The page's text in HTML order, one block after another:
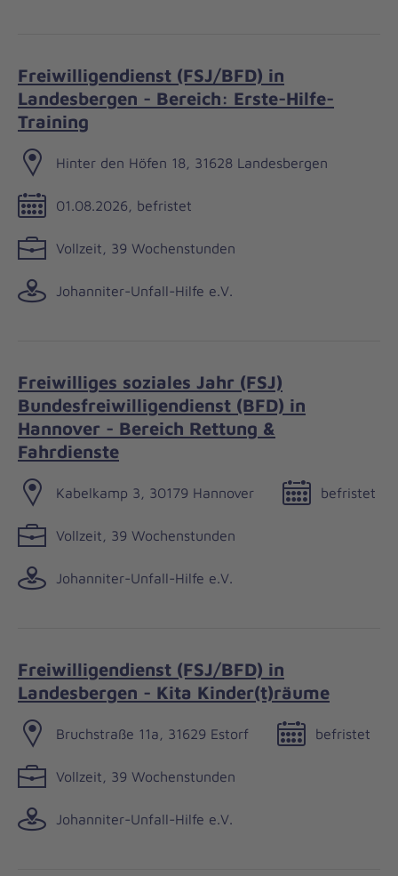
Freiwilligendienst (FSJ/BFD) in
Landesbergen - Bereich: Erste-Hilfe-
Training
Hinter den Höfen 18, 31628 Landesbergen
01.08.2026, befristet
Vollzeit, 39 Wochenstunden
Johanniter-Unfall-Hilfe e.V.
Freiwilliges soziales Jahr (FSJ)
Bundesfreiwilligendienst (BFD) in
Hannover - Bereich Rettung &
Fahrdienste
Kabelkamp 3, 30179 Hannover befristet
Vollzeit, 39 Wochenstunden
Johanniter-Unfall-Hilfe e.V.
Freiwilligendienst (FSJ/BFD) in
Landesbergen - Kita Kinder(t)räume
Bruchstraße 11a, 31629 Estorf befristet
Vollzeit, 39 Wochenstunden
Johanniter-Unfall-Hilfe e.V.